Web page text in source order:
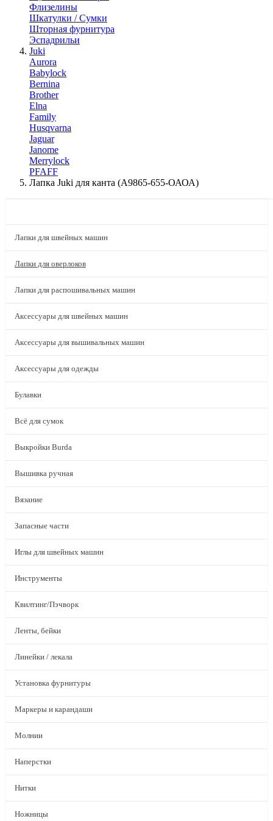
Флизелины
Шкатулки / Сумки
Шторная фурнитура
Эспадрильи
Juki
Aurora
Babylock
Bernina
Brother
Elna
Family
Husqvarna
Jaguar
Janome
Merrylock
PFAFF
Лапка Juki для канта (А9865-655-ОАОА)
Лапки для швейных машин
Лапки для оверлоков
Лапки для распошивальных машин
Аксессуары для швейных машин
Аксессуары для вышивальных машин
Аксессуары для одежды
Булавки
Всё для сумок
Выкройки Burda
Вышивка ручная
Вязание
Запасные части
Иглы для швейных машин
Инструменты
Квилтинг/Пэчворк
Ленты, бейки
Линейки / лекала
Установка фурнитуры
Маркеры и карандаши
Молнии
Наперстки
Нитки
Ножницы